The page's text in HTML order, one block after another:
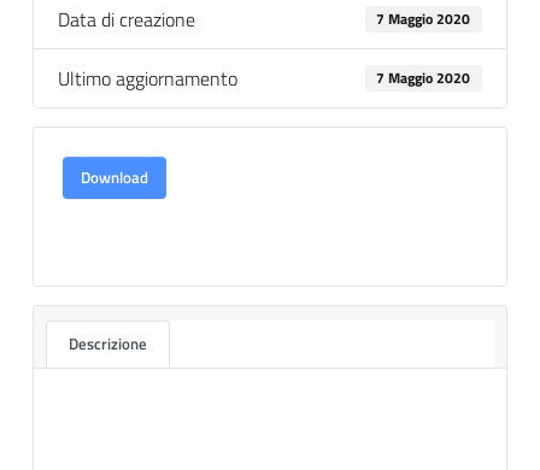
Data di creazione 7 Maggio 2020
Ultimo aggiornamento 7 Maggio 2020
Download
Descrizione